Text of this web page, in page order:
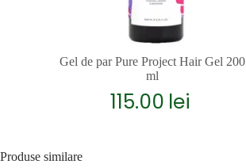
Gel de par Pure Project Hair Gel 200
ml
115.00 lei
Produse similare